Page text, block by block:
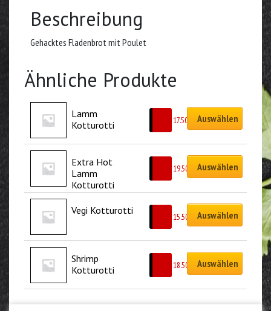
Beschreibung
Gehacktes Fladenbrot mit Poulet
Ähnliche Produkte
Lamm
Kotturotti
17.50 Auswählen
Extra Hot
Lamm
Kotturotti
19.50 Auswählen
Vegi Kotturotti
15.50 Auswählen
Shrimp
Kotturotti
18.50 Auswählen